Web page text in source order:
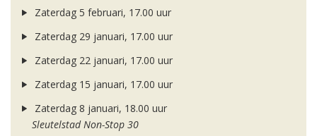
Zaterdag 5 februari, 17.00 uur
Zaterdag 29 januari, 17.00 uur
Zaterdag 22 januari, 17.00 uur
Zaterdag 15 januari, 17.00 uur
Zaterdag 8 januari, 18.00 uur
Sleutelstad Non-Stop 30